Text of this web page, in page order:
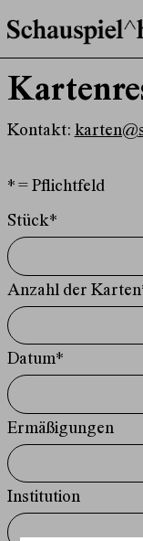
Kontakt:
* = Pflichtfeld
Stück*
Anzahl der
Datum*
Ermäßigungen
Institution